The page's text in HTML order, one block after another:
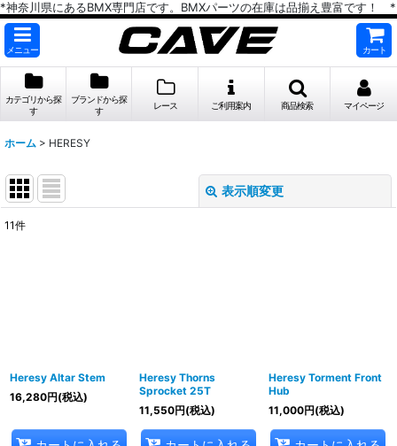
*神奈川県にあるBMX専門店です。BMXパーツの在庫は品揃え豊富です！ *
メニュー カート
カテゴリから探
す
ブランドから探
す
レース ご利用案内 商品検索 マイページ
ホーム > HERESY
表示順変更
並び順:
絞り込む
11件
Heresy Altar Stem
16,280円(税込)
Heresy Thorns
Sprocket 25T
11,550円(税込)
Heresy Torment Front
Hub
11,000円(税込)